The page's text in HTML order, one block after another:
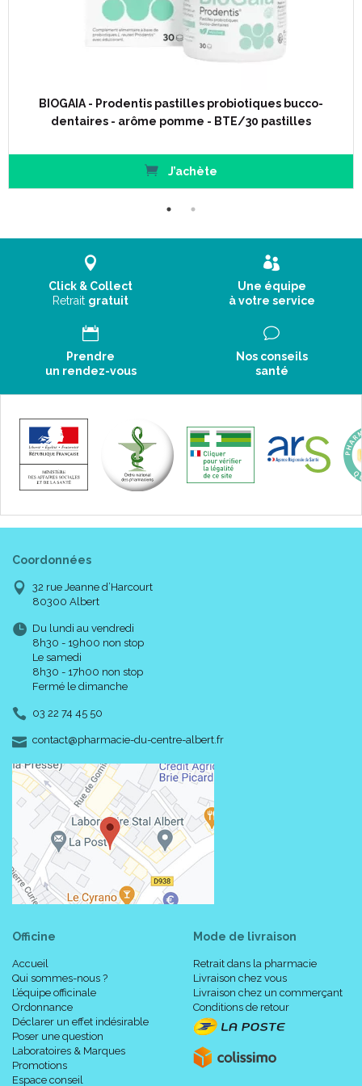
Précautions d' emploi :
Ne pas dépasser la dose journalière recommandée.
Ce complément alimentaire doit être utilisé dans le cadre d'
une alimentation variée et équilibrée et d' un mode de vie
A conserver à l' abri de la chaleur, de l' humidité et la lumière.
DSM 17938 100 millions UFC, émulsifiants : sucroesters d' acide
gras, huile de palme, arôme citron, acide citrique
Code ACL : 9592901
Code EAN : 3401595929016
BIOGAIA - Prodentis pastilles probiotiques bucco-
dentaires - arôme pomme - BTE/30 pastilles
J’achète
Click & Collect
Retrait gratuit
Une équipe
à votre service
Prendre
un rendez-vous
Nos conseils
santé
Coordonnées
32 rue Jeanne d’Harcourt
80300 Albert
Du lundi au vendredi
8h30 - 19h00 non stop
Le samedi
8h30 - 17h00 non stop
Fermé le dimanche
03 22 74 45 50
contact-
@-
pharmacie-du-centre-albert.fr
Officine
Accueil
Qui sommes-nous ?
L’équipe officinale
Ordonnance
Déclarer un effet indésirable
Poser une question
Laboratoires & Marques
Promotions
Espace conseil
Mode de livraison
Retrait dans la pharmacie
Livraison chez vous
Livraison chez un commerçant
Conditions de retour